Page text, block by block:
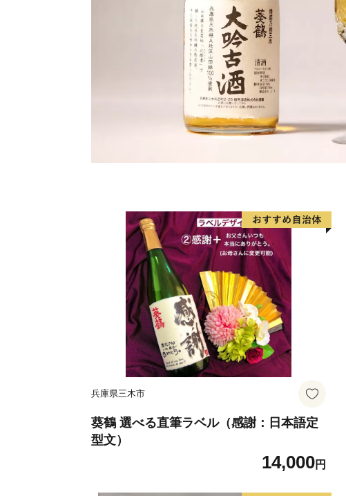
兵庫県三木市
葵鶴 選べる直筆ラベル（感謝：日本語定
型文）
14,000円